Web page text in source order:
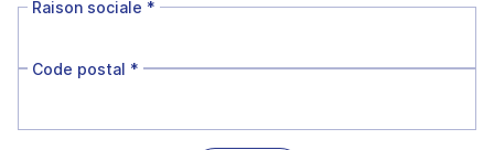
Raison sociale *
Code postal *